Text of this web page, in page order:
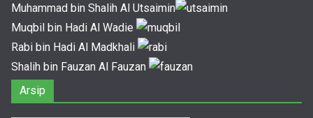
Muhammad bin Shalih Al Utsaimin
Muqbil bin Hadi Al Wadie
Rabi bin Hadi Al Madkhali
Shalih bin Fauzan Al Fauzan
Arsip